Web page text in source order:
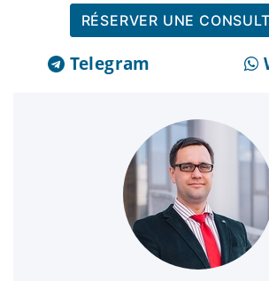
RÉSERVER UNE
Telegram